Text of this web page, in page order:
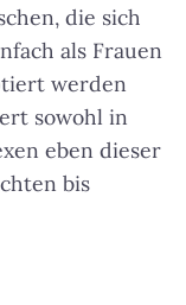
die sich
als Frauen
werden
sowohl in
eben dieser
bis